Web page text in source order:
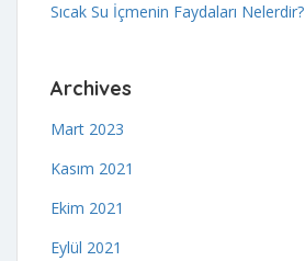
Sıcak Su İçmenin Faydaları Nelerdir?
Archives
Mart 2023
Kasım 2021
Ekim 2021
Eylül 2021